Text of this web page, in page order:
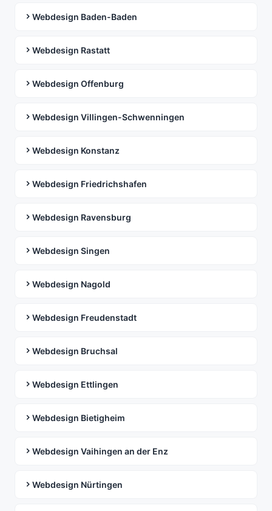
Webdesign Baden-Baden
Webdesign Rastatt
Webdesign Offenburg
Webdesign Villingen-Schwenningen
Webdesign Konstanz
Webdesign Friedrichshafen
Webdesign Ravensburg
Webdesign Singen
Webdesign Nagold
Webdesign Freudenstadt
Webdesign Bruchsal
Webdesign Ettlingen
Webdesign Bietigheim
Webdesign Vaihingen an der Enz
Webdesign Nürtingen